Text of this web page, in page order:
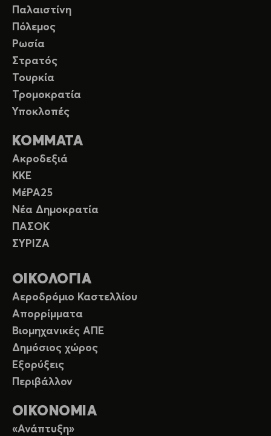
Παλαιστίνη
Πόλεμος
Ρωσία
Στρατός
Τουρκία
Τρομοκρατία
Υποκλοπές
ΚΟΜΜΑΤΑ
Ακροδεξιά
ΚΚΕ
ΜέΡΑ25
Νέα Δημοκρατία
ΠΑΣΟΚ
ΣΥΡΙΖΑ
ΟΙΚΟΛΟΓΙΑ
Αεροδρόμιο Καστελλίου
Απορρίμματα
Βιομηχανικές ΑΠΕ
Δημόσιος χώρος
Εξορύξεις
Περιβάλλον
ΟΙΚΟΝΟΜΙΑ
«Ανάπτυξη»